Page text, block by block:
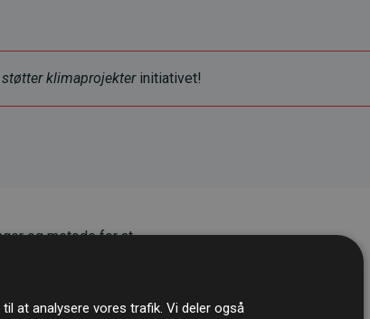
støtter klimaprojekterinitiativet!
og metode for at
at analysere vores trafik. Vi deler også